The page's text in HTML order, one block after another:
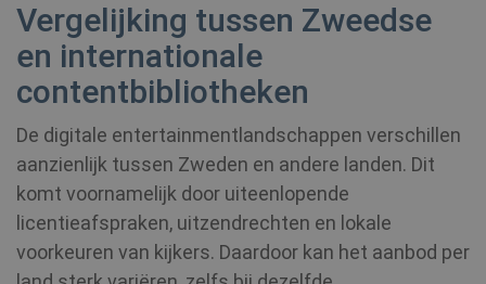
Vergelijking tussen Zweedse
en internationale
contentbibliotheken
De digitale entertainmentlandschappen verschillen
aanzienlijk tussen Zweden en andere landen. Dit
komt voornamelijk door uiteenlopende
licentieafspraken, uitzendrechten en lokale
voorkeuren van kijkers. Daardoor kan het aanbod per